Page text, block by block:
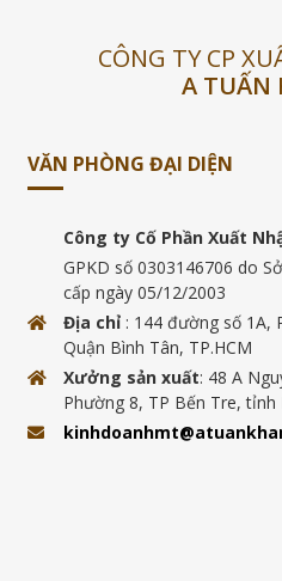
VĂN PHÒNG ĐẠI DIỆN
Công ty Cố Phần Xuất
GPKD số 0303146706 do
cấp ngày 05/12/2003
Địa chỉ : 144 đường số 1A,
Quận Bình Tân, TP.HCM
Xưởng sản xuất: 48 A
Phường 8, TP Bến Tre, tỉnh
CÔNG TY CP
A TUẤN